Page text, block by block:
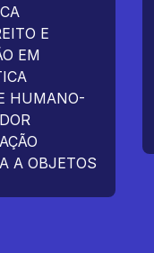
E
EM
HUMANO-
A OBJETOS